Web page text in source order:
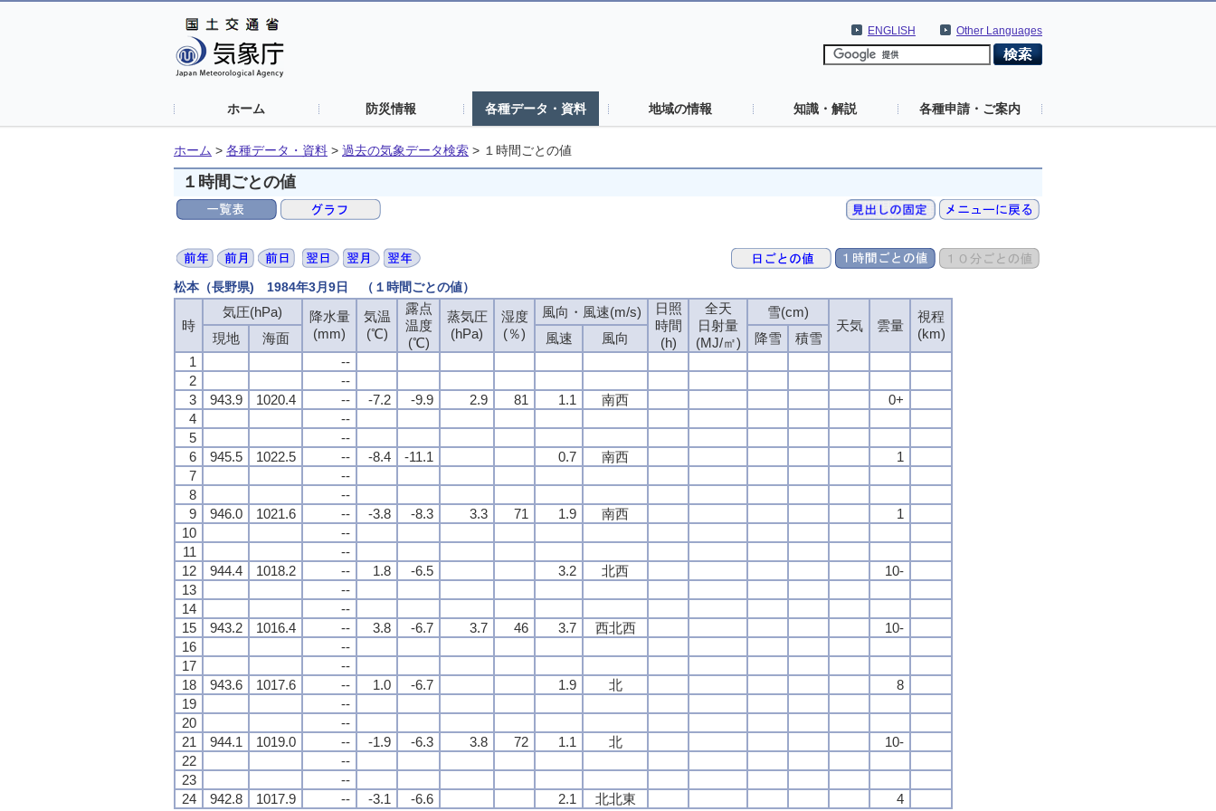
Other Languages
ENGLISH
ホーム 防災情報 各種データ・資料 地域の情報 知識・解説 各種申請・ご案内
ホーム > 各種データ・資料 > 過去の気象データ検索 > １時間ごとの値
１時間ごとの値
松本（長野県) 1984年3月9日 （１時間ごとの値）
時
気圧(hPa)
降水量
(mm)
気温
(℃)
露点
温度
(℃)
蒸気圧
(hPa)
湿度
(％)
風向・風速(m/s)
日照
時間
(h)
全天
日射量
(MJ/㎡)
雪(cm)
天気
雲量
視程
(km)
現地 海面 風速 風向 降雪
積雪
1
--
2
--
3
943.9 1020.4 -- -7.2 -9.9 2.9 81 1.1 南西
0+
4
--
5
--
6
945.5 1022.5 -- -8.4 -11.1 0.7 南西
1
7
--
8
--
9
946.0 1021.6 -- -3.8 -8.3 3.3 71 1.9 南西
1
10
--
11
--
12
944.4 1018.2 -- 1.8 -6.5 3.2 北西
10-
13
--
14
--
15
943.2 1016.4 -- 3.8 -6.7 3.7 46 3.7 西北西
10-
16
--
17
--
18
943.6 1017.6 -- 1.0 -6.7 1.9 北
8
19
--
20
--
21
944.1 1019.0 -- -1.9 -6.3 3.8 72 1.1 北
10-
22
--
23
--
24
942.8 1017.9 -- -3.1 -6.6 2.1 北北東 4